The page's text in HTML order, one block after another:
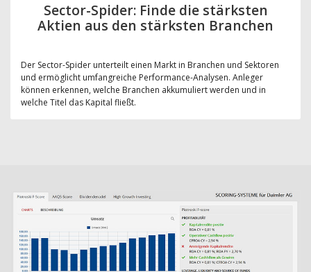
Sector-Spider: Finde die stärksten
Aktien aus den stärksten Branchen
Der Sector-Spider unterteilt einen Markt in Branchen und Sektoren
und ermöglicht umfangreiche Performance-Analysen. Anleger
können erkennen, welche Branchen akkumuliert werden und in
welche Titel das Kapital fließt.